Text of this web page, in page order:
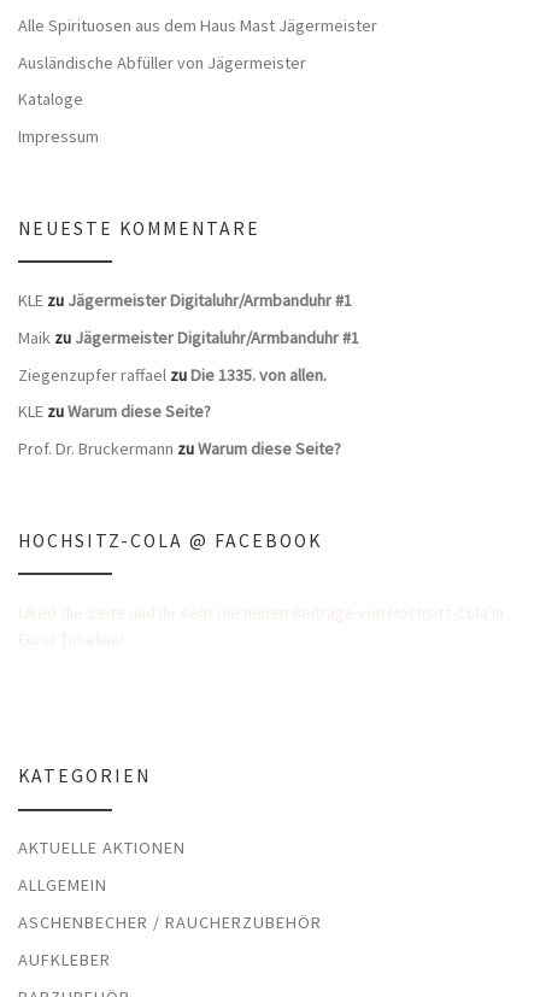
Alle Spirituosen aus dem Haus Mast Jägermeister
Ausländische Abfüller von Jägermeister
Kataloge
Impressum
NEUESTE KOMMENTARE
KLE zu Jägermeister Digitaluhr/Armbanduhr #1
Maik zu Jägermeister Digitaluhr/Armbanduhr #1
Ziegenzupfer raffael zuDie 1335. von allen.
KLE zuWarum diese Seite?
Prof. Dr. Bruckermann zuWarum diese Seite?
HOCHSITZ-COLA @ FACEBOOK
KATEGORIEN
AKTUELLE AKTIONEN
ALLGEMEIN
ASCHENBECHER / RAUCHERZUBEHÖR
AUFKLEBER